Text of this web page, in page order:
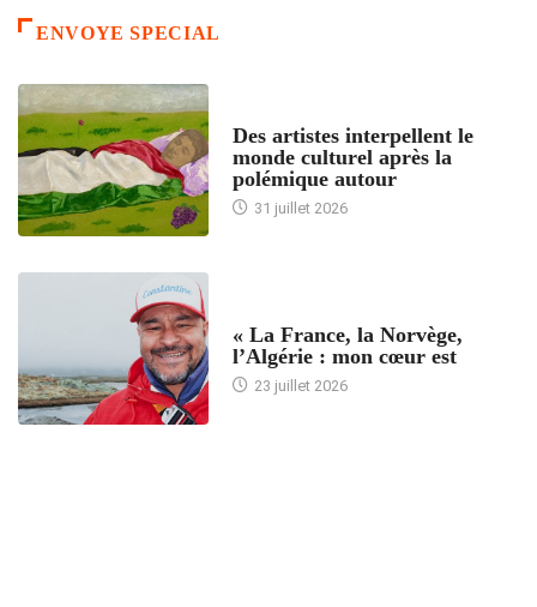
ENVOYE SPECIAL
Des artistes interpellent le
monde culturel après la
polémique autour
31 juillet 2026
« La France, la Norvège,
l’Algérie : mon cœur est
23 juillet 2026